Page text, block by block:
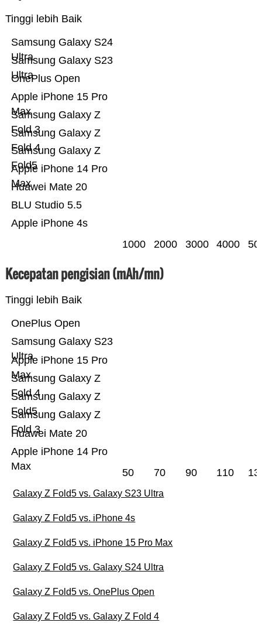
Tinggi lebih Baik
Apple iPhone 4s
BLU Studio 5.5
Huawei Mate 20
Apple iPhone 14 Pro
Max
Samsung Galaxy Z
Fold5
Samsung Galaxy Z
Fold 4
Samsung Galaxy Z
Fold 3
Apple iPhone 15 Pro
Max
OnePlus Open
Samsung Galaxy S23
Ultra
Samsung Galaxy S24
Ultra
1000 2000 3000 4000
Kecepatan pengisian (mAh/mn)
Tinggi lebih Baik
Apple iPhone 14 Pro
Max
Huawei Mate 20
Samsung Galaxy Z
Fold 3
Samsung Galaxy Z
Fold5
Samsung Galaxy Z
Fold 4
Apple iPhone 15 Pro
Max
Samsung Galaxy S23
Ultra
OnePlus Open
50 70 90 110
Galaxy Z Fold5 vs. Galaxy S23 Ultra
Galaxy Z Fold5 vs. iPhone 4s
Galaxy Z Fold5 vs. iPhone 15 Pro Max
Galaxy Z Fold5 vs. Galaxy S24 Ultra
Galaxy Z Fold5 vs. OnePlus Open
Galaxy Z Fold5 vs. Galaxy Z Fold 4